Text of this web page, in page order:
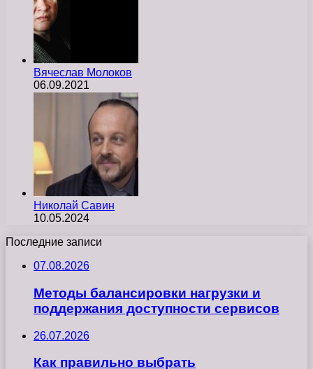
Вячеслав Молоков
06.09.2021
Николай Савин
10.05.2024
Последние записи
07.08.2026
Методы балансировки нагрузки и
поддержания доступности сервисов
26.07.2026
Как правильно выбрать